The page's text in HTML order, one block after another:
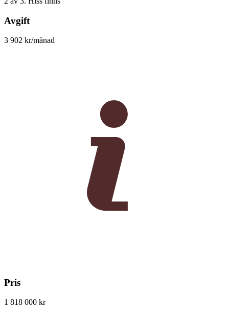
Avgift
3 902 kr/månad
Pris
1 818 000 kr